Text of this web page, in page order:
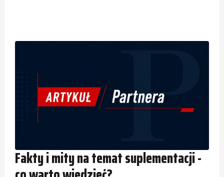
Fakty i mity na temat suplementacji -